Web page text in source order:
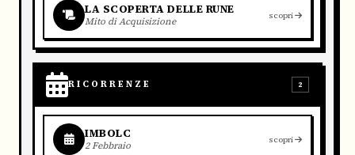
LA SCOPERTA DELLE RUNE
Mito di Acquisizione scopri
RICORRENZE 2
IMBOLC
2 Febbraio scopri